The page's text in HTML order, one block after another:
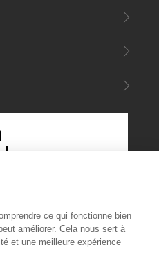
ce qui fonctionne bien
améliorer. Cela nous sert à
et une meilleure expérience